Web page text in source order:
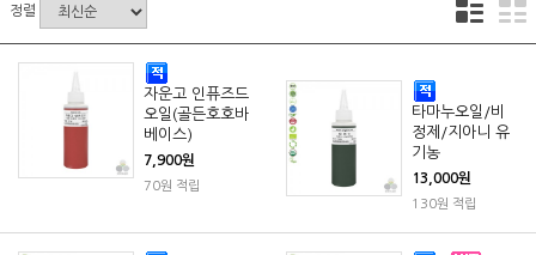
정렬
자운고 인퓨즈드
오일(골든호호바
베이스)
7,900원
70원 적립
타마누오일/비
정제/지아니 유
기농
13,000원
130원 적립